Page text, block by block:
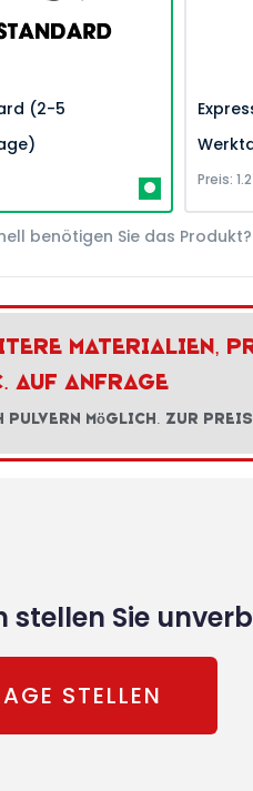
(2-5
Preis: 1.2
benötigen Sie das Produkt?
Materialien,
auf Anfrage
Pulvern möglich. Zur
Sie
STELLEN